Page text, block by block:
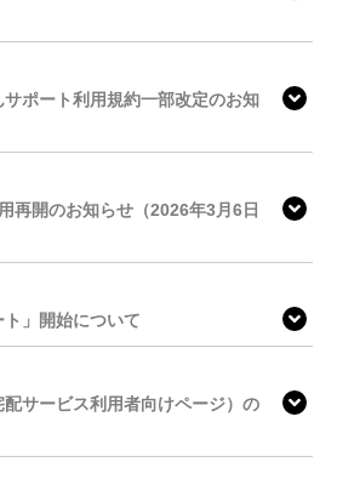
サポート利用規約一部改定のお知
再開のお知らせ（2026年3月6日
ト」開始について
サービス利用者向けページ）の